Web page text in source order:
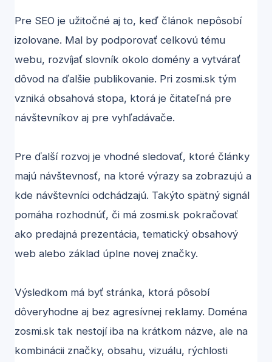
Pre SEO je užitočné aj to, keď článok nepôsobí
izolovane. Mal by podporovať celkovú tému
webu, rozvíjať slovník okolo domény a vytvárať
dôvod na ďalšie publikovanie. Pri zosmi.sk tým
vzniká obsahová stopa, ktorá je čitateľná pre
návštevníkov aj pre vyhľadávače.
Pre ďalší rozvoj je vhodné sledovať, ktoré články
majú návštevnosť, na ktoré výrazy sa zobrazujú a
kde návštevníci odchádzajú. Takýto spätný signál
pomáha rozhodnúť, či má zosmi.sk pokračovať
ako predajná prezentácia, tematický obsahový
web alebo základ úplne novej značky.
Výsledkom má byť stránka, ktorá pôsobí
dôveryhodne aj bez agresívnej reklamy. Doména
zosmi.sk tak nestojí iba na krátkom názve, ale na
kombinácii značky, obsahu, vizuálu, rýchlosti